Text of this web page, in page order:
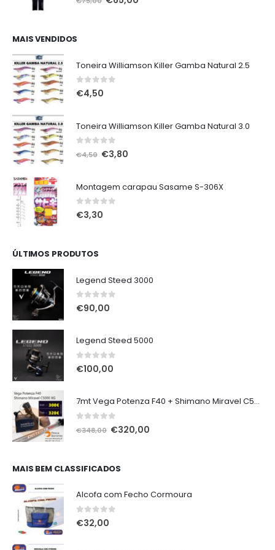
MAIS VENDIDOS
Toneira Williamson Killer Gamba Natural 2.5
0out of 5
€4,50
Toneira Williamson Killer Gamba Natural 3.0
out of 5
€4,50 O
era:
€4,50.
€3,80
é:
Montagem carapau Sasame S-306X
0out of 5
€3,30
ÚLTIMOS PRODUTOS
Legend Steed 3000
0out of 5
€90,00
Legend Steed 5000
0out of 5
€100,00
7mt Vega Potenza F40 + Shimano Miravel C5000 XG
€348,00 O
era:
€320,00
MAIS BEM CLASSIFICADOS
Alcofa com Fecho Cormoura
0out of 5
€32,00